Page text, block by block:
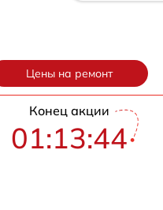
Цены на ремонт
Конец акции
01:13:43